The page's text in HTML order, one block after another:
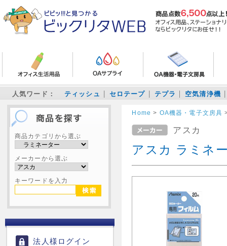
人気ワード： ティッシュ セロテープ テプラ 空気清浄機
商品カテゴリから選ぶ
メーカーから選ぶ
キーワードを入力
法人様ログイン
Home > OA機器・電子文房具
アスカ
アスカ ラミネ